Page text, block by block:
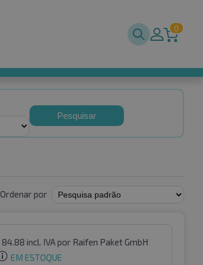
0
Pesquisar
Ordenar por
84.88 incl. IVApor Raifen Paket GmbH
EM ESTOQUE